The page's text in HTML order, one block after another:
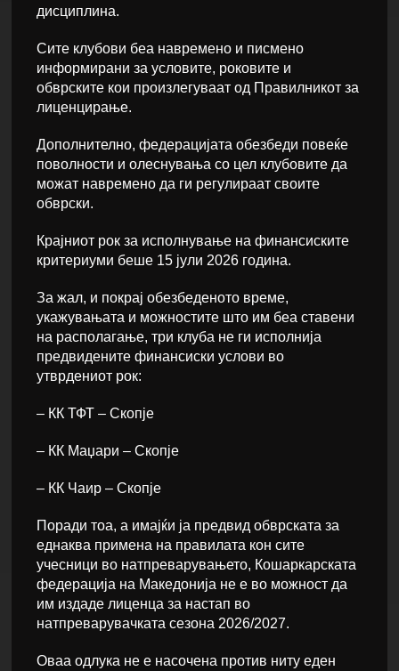
дисциплина.
Сите клубови беа навремено и писмено
информирани за условите, роковите и
обврските кои произлегуваат од Правилникот за
лиценцирање.
Дополнително, федерацијата обезбеди повеќе
поволности и олеснувања со цел клубовите да
можат навремено да ги регулираат своите
обврски.
Крајниот рок за исполнување на финансиските
критериуми беше 15 јули 2026 година.
За жал, и покрај обезбеденото време,
укажувањата и можностите што им беа ставени
на располагање, три клуба не ги исполнија
предвидените финансиски услови во
утврдениот рок:
– КК ТФТ – Скопје
– КК Маџари – Скопје
– КК Чаир – Скопје
Поради тоа, а имајќи ја предвид обврската за
еднаква примена на правилата кон сите
учесници во натпреварувањето, Кошаркарската
федерација на Македонија не е во можност да
им издаде лиценца за настап во
натпреварувачката сезона 2026/2027.
Оваа одлука не е насочена против ниту еден